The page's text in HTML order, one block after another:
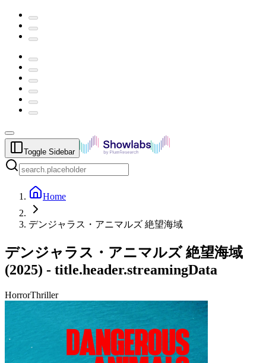
Toggle Sidebar
Home
デンジャラス・アニマルズ 絶望海域
デンジャラス・アニマルズ 絶望海域
(2025) - title.header.streamingData
HorrorThriller